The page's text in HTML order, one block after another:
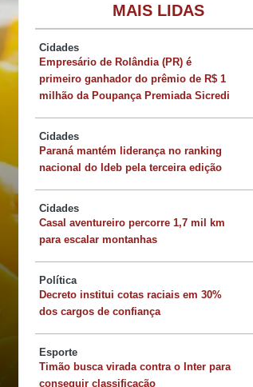
Quer
risoto
MAIS LIDAS
Cidades
Empresário de Rolândia (PR) é
primeiro ganhador do prêmio de R$ 1
milhão da Poupança Premiada Sicredi
Cidades
Paraná mantém liderança no ranking
nacional do Ideb pela terceira edição
Cidades
Casal aventureiro percorre 1,7 mil km
para escalar montanhas
Política
Decreto institui cotas raciais em 30%
dos cargos de confiança
Esporte
Timão busca virada contra o Inter para
conseguir classificação